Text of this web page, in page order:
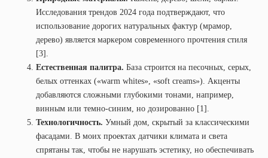
Исследования трендов 2024 года подтверждают, что
использование дорогих натуральных фактур (мрамор,
дерево) является маркером современного прочтения стиля
[3].
Естественная палитра. База строится на песочных, серых,
белых оттенках («warm whites», «soft creams»). Акценты
добавляются сложными глубокими тонами, например,
винным или темно-синим, но дозированно [1].
Технологичность. Умный дом, скрытый за классическими
фасадами. В моих проектах датчики климата и света
спрятаны так, чтобы не нарушать эстетику, но обеспечивать